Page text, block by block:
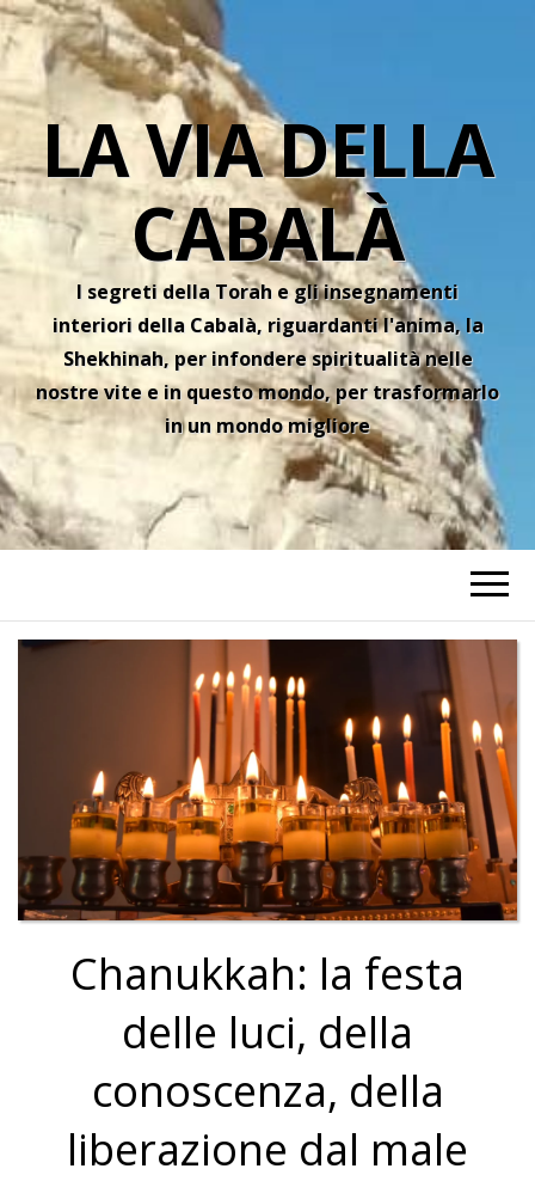
LA VIA DELLA
CABALÀ
I segreti della Torah e gli insegnamenti
interiori della Cabalà, riguardanti l'anima, la
Shekhinah, per infondere spiritualità nelle
nostre vite e in questo mondo, per trasformarlo
in un mondo migliore
Chanukkah: la festa
delle luci, della
conoscenza, della
liberazione dal male